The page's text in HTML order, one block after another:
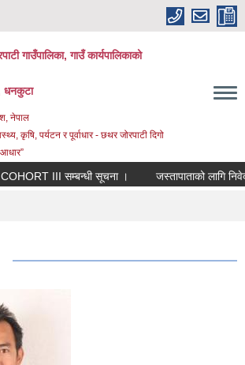
गाउँपालिका, गाउँ कार्यपालिकाको
धनकुटा
नेपाल
कृषि, पर्यटन र पूर्वाधार - छथर जोरपाटी दिगो
III सम्बन्धी सूचना । जस्तापाताको लागि